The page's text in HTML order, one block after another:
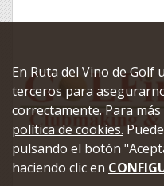
En Ruta del Vino de Golf
terceros para
correctamente. Para
política de cookies.
pulsando el botón
haciendo clic en